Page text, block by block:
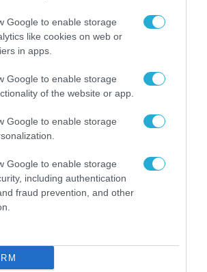
Google to enable storage
like cookies on web or
in apps.
Google to enable storage
of the website or app.
Google to enable storage
Google to enable storage
including authentication
fraud prevention, and other
104 δισ. δολάρια οι ζημιές